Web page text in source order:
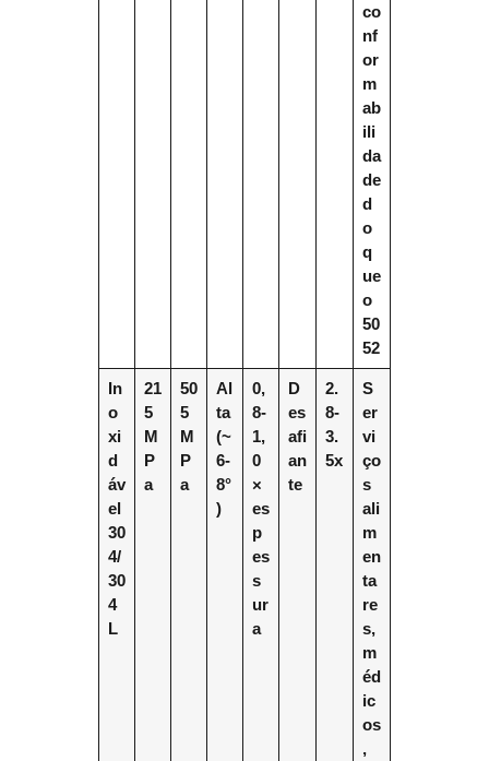
co
nf
or
m
ab
ili
da
de
d
o
q
ue
o
50
52
In
o
xi
d
áv
el
30
4/
30
4
L
21
5
M
P
a
50
5
M
P
a
Al
ta
(~
6-
8°
)
0,
8-
1,
0
×
es
p
es
s
ur
a
D
es
afi
an
te
2.
8-
3.
5x
S
er
vi
ço
s
ali
m
en
ta
re
s,
m
éd
ic
os
,